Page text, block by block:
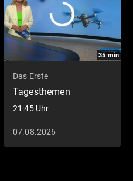
35min
Das Erste
Tagesthemen
21:45 Uhr
07.08.2026